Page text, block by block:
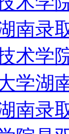
南录
术学
学湖
南录